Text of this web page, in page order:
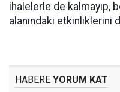
ihalelerle de kalmayıp,
alanındaki etkinliklerini
HABERE YORUM KAT